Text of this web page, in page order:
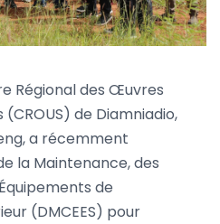
Régional des Œuvres
de Diamniadio,
a récemment
la Maintenance, des
de
(DMCEES) pour